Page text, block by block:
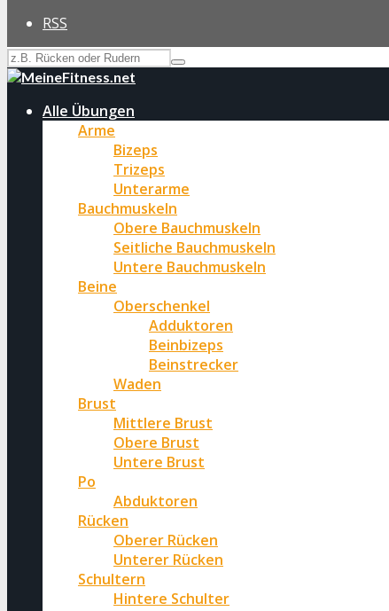
RSS
Alle Übungen
Arme
Bizeps
Trizeps
Unterarme
Bauchmuskeln
Obere Bauchmuskeln
Seitliche Bauchmuskeln
Untere Bauchmuskeln
Beine
Oberschenkel
Adduktoren
Beinbizeps
Beinstrecker
Waden
Brust
Mittlere Brust
Obere Brust
Untere Brust
Po
Abduktoren
Rücken
Oberer Rücken
Unterer Rücken
Schultern
Hintere Schulter